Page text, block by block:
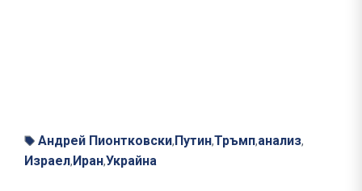
Андрей Пионтковски, Путин,Тръмп,анализ,
Израел, Иран,Украйна